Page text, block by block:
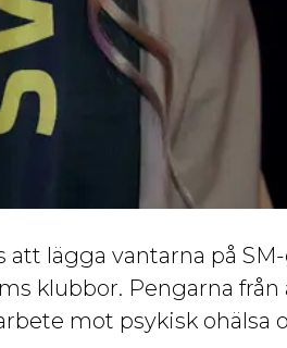
att lägga vantarna på
klubbor. Pengarna
mot psykisk ohälsa